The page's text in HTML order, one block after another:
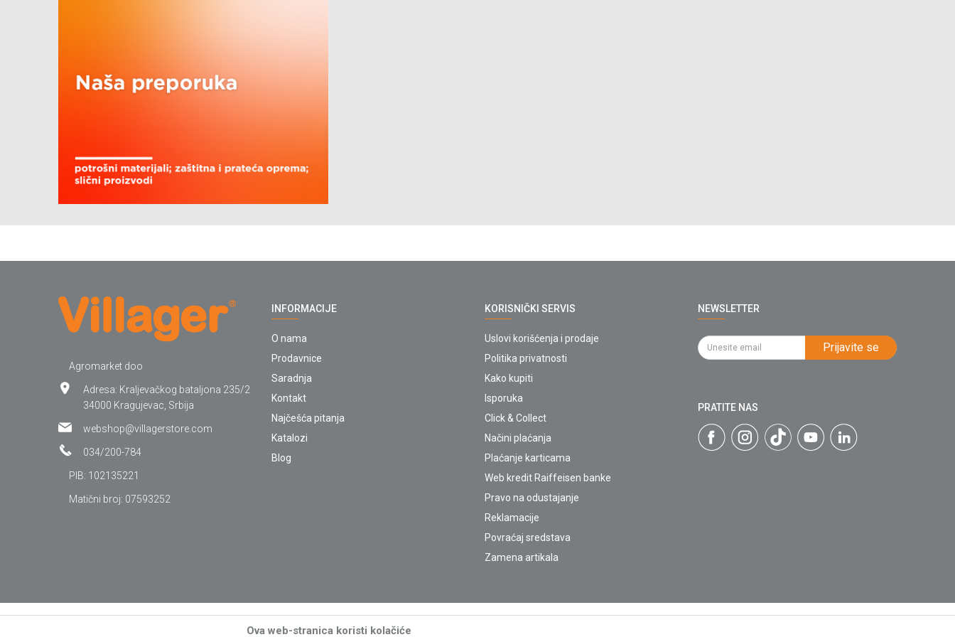
Agromarket doo
Adresa: Kraljevačkog bataljona 235/2
34000 Kragujevac, Srbija
webshop@villagerstore.com
034/200-784
PIB: 102135221
Matični broj: 07593252
INFORMACIJE
O nama
Prodavnice
Saradnja
Kontakt
Najčešća pitanja
Katalozi
Blog
KORISNIČKI SERVIS
Uslovi korišćenja i prodaje
Politika privatnosti
Kako kupiti
Isporuka
Click & Collect
Načini plaćanja
Plaćanje karticama
Web kredit Raiffeisen banke
Pravo na odustajanje
Reklamacije
Povraćaj sredstava
Zamena artikala
NEWSLETTER
Prijavite se
PRATITE NAS
Ova web-stranica koristi kolačiće